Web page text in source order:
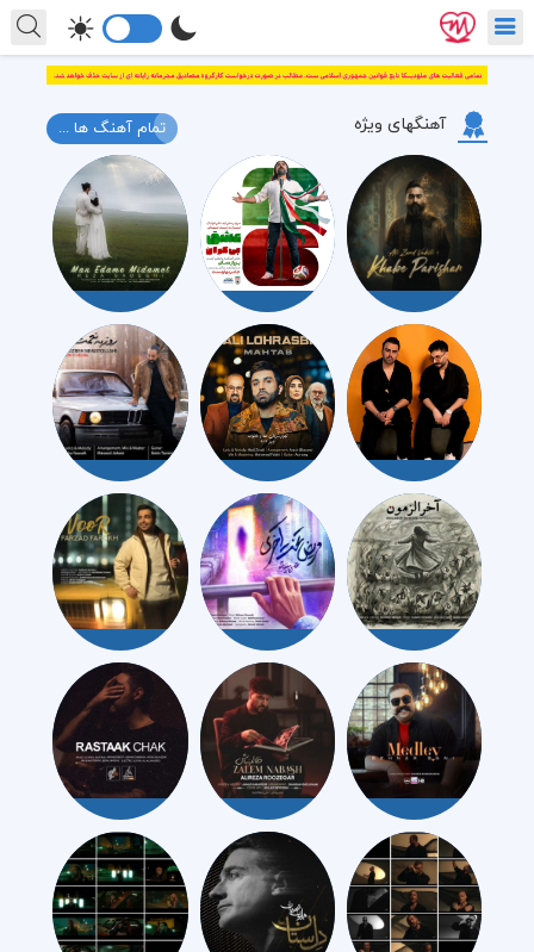
آهنگهای ویژه تمام آهنگ ها ...